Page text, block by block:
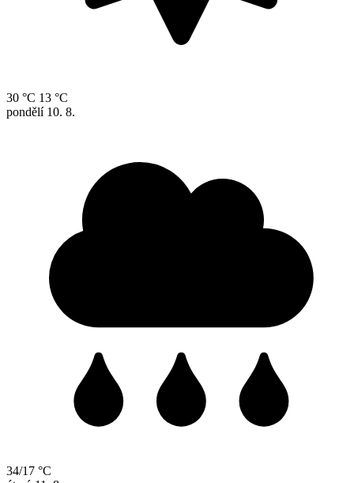
30 °C 13 °C
pondělí 10. 8.
34/17 °C